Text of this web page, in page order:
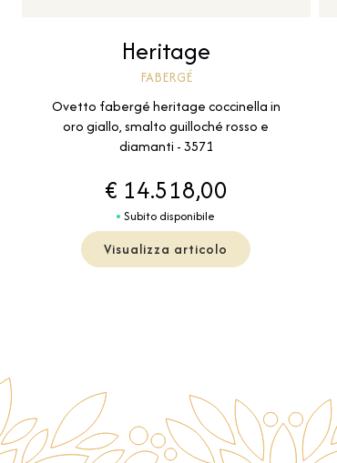
Heritage
FABERGÉ
Ovetto fabergé heritage coccinella in
oro giallo, smalto guilloché rosso e
diamanti - 3571
€ 14.518,00
Subito disponibile
Visualizza articolo